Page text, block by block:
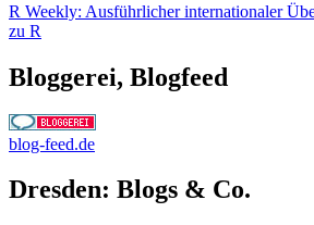
R Weekly: Ausführlicher internationaler
zu R
Bloggerei, Blogfeed
blog-feed.de
Dresden: Blogs & Co.